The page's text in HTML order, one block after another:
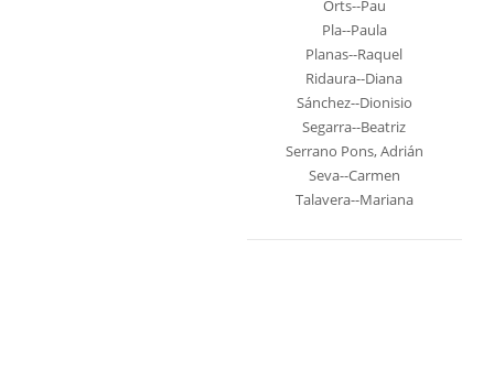
Orts--Pau
Pla--Paula
Planas--Raquel
Ridaura--Diana
Sánchez--Dionisio
Segarra--Beatriz
Serrano Pons, Adrián
Seva--Carmen
Talavera--Mariana